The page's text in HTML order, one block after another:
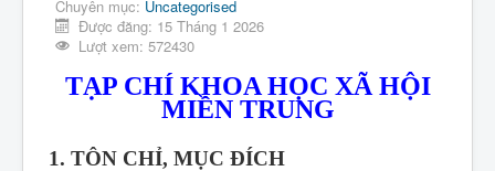
Chuyên mục: Uncategorised
Được đăng: 15 Tháng 1 2026
Lượt xem: 572430
TẠP CHÍ KHOA HỌC XÃ HỘI
MIỀN TRUNG
1. TÔN CHỈ, MỤC ĐÍCH